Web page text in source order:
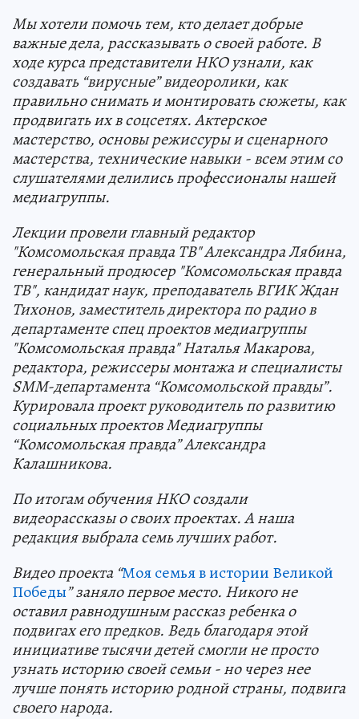
Мы хотели помочь тем, кто делает добрые
важные дела, рассказывать о своей работе. В
ходе курса представители НКО узнали, как
создавать “вирусные” видеоролики, как
правильно снимать и монтировать сюжеты, как
продвигать их в соцсетях. Актерское
мастерство, основы режиссуры и сценарного
мастерства, технические навыки - всем этим со
слушателями делились профессионалы нашей
медиагруппы.
Лекции провели главный редактор
"Комсомольская правда ТВ" Александра Лябина,
генеральный продюсер "Комсомольская правда
ТВ", кандидат наук, преподаватель ВГИК Ждан
Тихонов, заместитель директора по радио в
департаменте спец проектов медиагруппы
"Комсомольская правда" Наталья Макарова,
редактора, режиссеры монтажа и специалисты
SMM-департамента “Комсомольской правды”.
Курировала проект руководитель по развитию
социальных проектов Медиагруппы
“Комсомольская правда” Александра
Калашникова.
По итогам обучения НКО создали
видеорассказы о своих проектах. А наша
редакция выбрала семь лучших работ.
Видео проекта “Моя семья в истории Великой
Победы” заняло первое место. Никого не
оставил равнодушным рассказ ребенка о
подвигах его предков. Ведь благодаря этой
инициативе тысячи детей смогли не просто
узнать историю своей семьи - но через нее
лучше понять историю родной страны, подвига
своего народа.